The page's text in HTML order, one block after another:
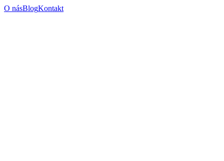
O násBlogKontakt